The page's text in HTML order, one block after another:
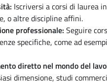
Iscriversi a corsi di laurea
o altre discipline affini.
professionale: Seguire
specifiche, come ad
diretto nel mondo del
dimensione, studi